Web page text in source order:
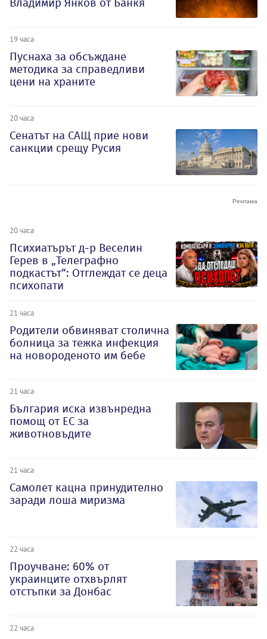
Владимир Янков от Банкя
19 часа
Пуснаха за обсъждане
методика за справедливи
цени на храните
20 часа
Сенатът на САЩ прие нови
санкции срещу Русия
20 часа
Психиатърът д-р Веселин
Герев в „Телеграфно
подкастът“: Отглеждат се деца
психопати
21 часа
Родители обвиняват столична
болница за тежка инфекция
на новороденото им бебе
21 часа
България иска извънредна
помощ от ЕС за
животновъдите
21 часа
Самолет кацна принудително
заради лоша миризма
22 часа
Проучване: 60% от
украинците отхвърлят
отстъпки за Донбас
22 часа